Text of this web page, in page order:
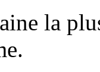
la